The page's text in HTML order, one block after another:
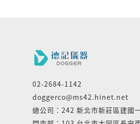
02-2684-1142
doggerco@ms42.hinet.net
總公司：242 新北市新莊區建國